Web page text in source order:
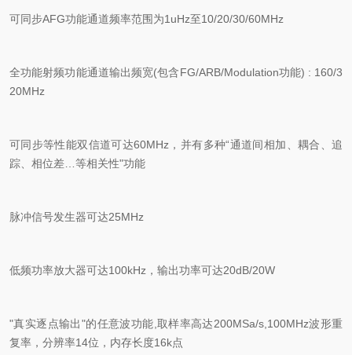
可同步AFG功能通道频率范围为1uHz至10/20/30/60MHz
全功能射频功能通道输出频宽(包含FG/ARB/Modulation功能) : 160/3
20MHz
可同步等性能双信道可达60MHz ，并有多种“通道间相加、耦合、追
踪、相位差…等相关性"功能
脉冲信号发生器可达25MHz
低频功率放大器可达100kHz ，输出功率可达20dB/20W
"真实逐点输出"的任意波功能 取样率高达200MSa/s,100MHz波形重
复率，分辨率14位，内存长度16k点